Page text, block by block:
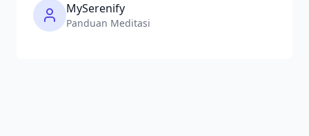
MySerenify
Panduan Meditasi